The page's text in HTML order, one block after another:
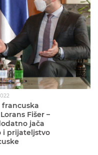
francuska
Fišer –
jača
i prijateljstvo